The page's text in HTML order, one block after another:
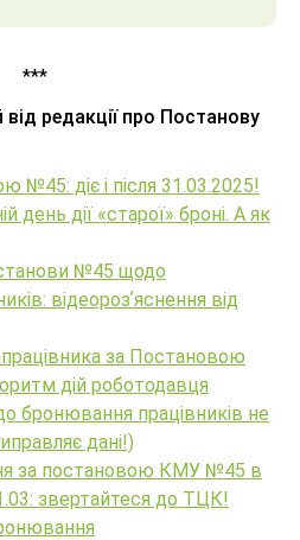
***
редакції про Постанову
№45: діє і після 31.03.2025!
день дії «старої» броні. А як
№45 щодо
відеорозʼяснення від
за Постановою
дій роботодавця
бронювання працівників не
дані!)
за постановою КМУ №45 в
звертайтеся до ТЦК!